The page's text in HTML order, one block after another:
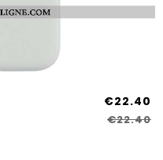
€22.40
€22.40